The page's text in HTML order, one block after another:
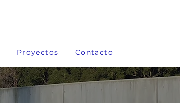
Proyectos Contacto